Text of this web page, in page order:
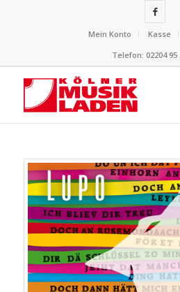
Mein Konto Kasse
Telefon: 02204 95